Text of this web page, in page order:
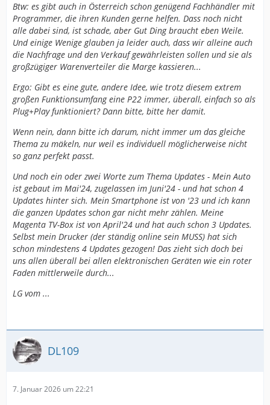
Btw: es gibt auch in Österreich schon genügend Fachhändler mit
Programmer, die ihren Kunden gerne helfen. Dass noch nicht
alle dabei sind, ist schade, aber Gut Ding braucht eben Weile.
Und einige Wenige glauben ja leider auch, dass wir alleine auch
die Nachfrage und den Verkauf gewährleisten sollen und sie als
großzügiger Warenverteiler die Marge kassieren...
Ergo: Gibt es eine gute, andere Idee, wie trotz diesem extrem
großen Funktionsumfang eine P22 immer, überall, einfach so als
Plug+Play funktioniert? Dann bitte, bitte her damit.
Wenn nein, dann bitte ich darum, nicht immer um das gleiche
Thema zu mäkeln, nur weil es individuell möglicherweise nicht
so ganz perfekt passt.
Und noch ein oder zwei Worte zum Thema Updates - Mein Auto
ist gebaut im Mai'24, zugelassen im Juni'24 - und hat schon 4
Updates hinter sich. Mein Smartphone ist von '23 und ich kann
die ganzen Updates schon gar nicht mehr zählen. Meine
Magenta TV-Box ist von April'24 und hat auch schon 3 Updates.
Selbst mein Drucker (der ständig online sein MUSS) hat sich
schon mindestens 4 Updates gezogen! Das zieht sich doch bei
uns allen überall bei allen elektronischen Geräten wie ein roter
Faden mittlerweile durch...
LG vom ...
DL109
7. Januar 2026 um 22:21